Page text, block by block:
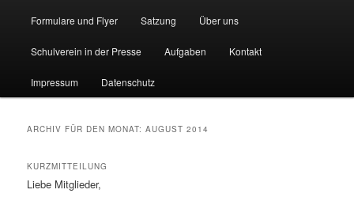
Formulare und Flyer Satzung Über uns
Schulverein in der Presse Aufgaben Kontakt
Impressum Datenschutz
ARCHIV FÜR DEN MONAT:AUGUST 2014
KURZMITTEILUNG
Liebe Mitglieder,